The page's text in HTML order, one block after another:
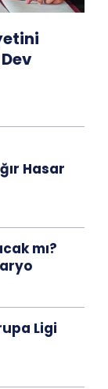
Hasar
mı?
Ligi